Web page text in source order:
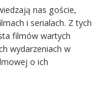
nas goście,
i serialach. Z tych
filmów wartych
wydarzeniach w
o ich